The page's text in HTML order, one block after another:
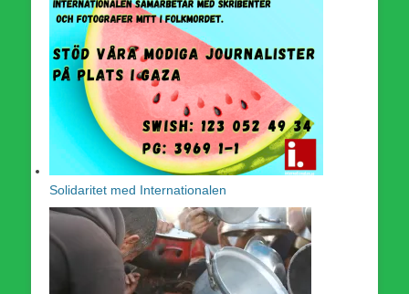
Solidaritet med Internationalen